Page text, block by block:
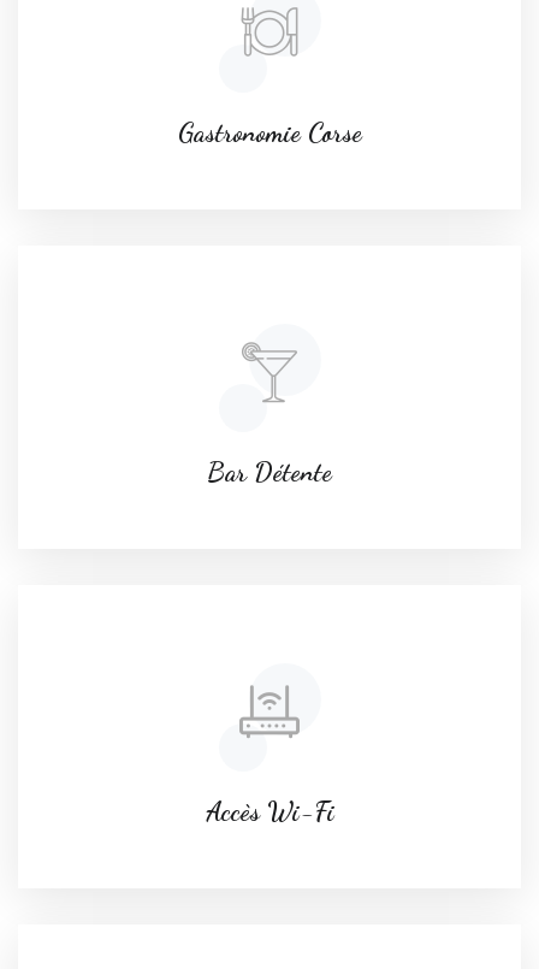
Gastronomie Corse
Bar Détente
Accès Wi-Fi